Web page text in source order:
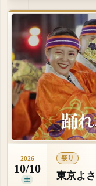
2026
10/10
土
祭り
東京よ